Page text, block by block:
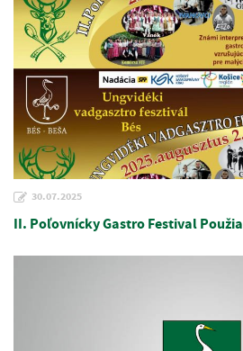
30.07.2025
II. Poľovnícky Gastro Festival Použia